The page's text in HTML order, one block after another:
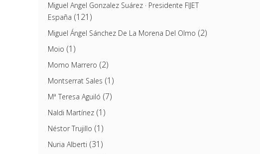
Miguel Angel Gonzalez Suárez · Presidente FIJET
España (121)
Miguel Ángel Sánchez De La Morena Del Olmo (2)
Moio (1)
Momo Marrero (2)
Montserrat Sales (1)
Mª Teresa Aguiló (7)
Naldi Martínez(1)
Néstor Trujillo (1)
Nuria Alberti (31)